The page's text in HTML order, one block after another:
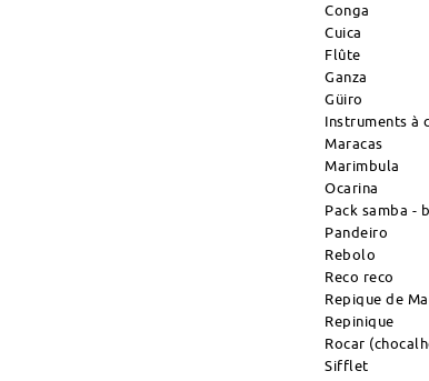
Conga
Cuica
Flûte
Ganza
Güiro
Instruments à
Maracas
Marimbula
Ocarina
Pack samba -
Pandeiro
Rebolo
Reco reco
Repique de
Repinique
Rocar
Sifflet